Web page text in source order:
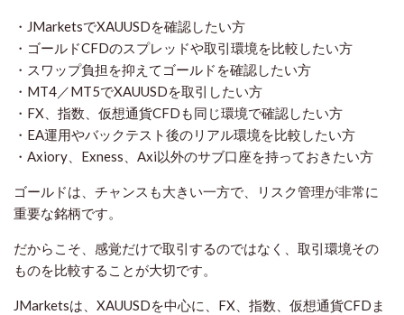
・JMarketsでXAUUSDを確認したい方
・ゴールドCFDのスプレッドや取引環境を比較したい方
・スワップ負担を抑えてゴールドを確認したい方
・MT4／MT5でXAUUSDを取引したい方
・FX、指数、仮想通貨CFDも同じ環境で確認したい方
・EA運用やバックテスト後のリアル環境を比較したい方
・Axiory、Exness、Axi以外のサブ口座を持っておきたい方
ゴールドは、チャンスも大きい一方で、リスク管理が非常に
重要な銘柄です。
だからこそ、感覚だけで取引するのではなく、取引環境その
ものを比較することが大切です。
JMarketsは、XAUUSDを中心に、FX、指数、仮想通貨CFDま